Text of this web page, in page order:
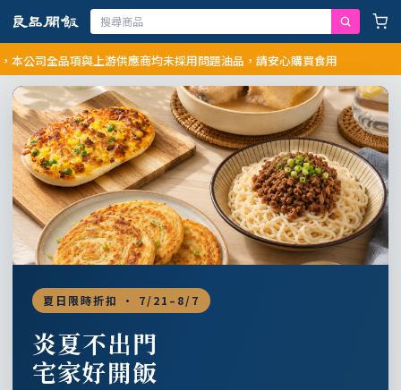
全品項與上游供應商均未採用問題油品，請安心購買食用
夏日限時折扣 · 7/21–8/7
炎夏不出門
宅家好開飯